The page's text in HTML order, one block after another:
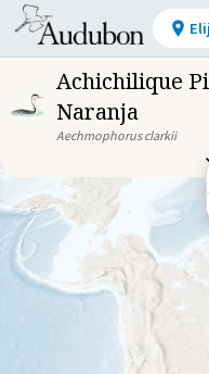
Achichilique
Naranja
Aechmophorus clarkii